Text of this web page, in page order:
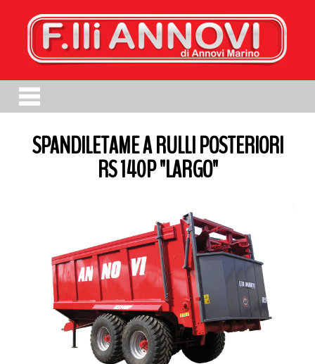
SPANDILETAME A RULLI POSTERIORI
RS 140P "LARGO"